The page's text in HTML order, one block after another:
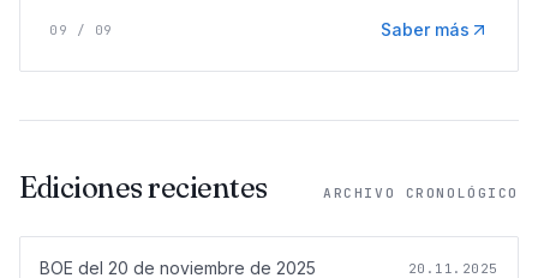
09 / 09 Saber más
Ediciones recientes ARCHIVO CRONOLÓGICO
BOE del 20 de noviembre de 2025 20.11.2025